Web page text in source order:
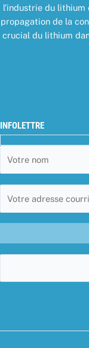
l'industrie du lithium
propagation de la
crucial du lithium
INFOLETTRE